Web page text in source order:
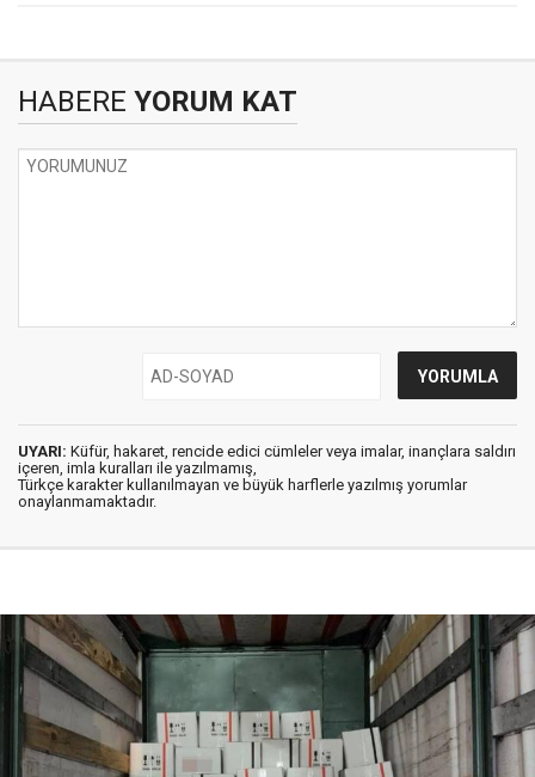
HABERE YORUM KAT
UYARI: Küfür, hakaret, rencide edici cümleler veya imalar, inançlara saldırı
içeren, imla kuralları ile yazılmamış,
Türkçe karakter kullanılmayan ve büyük harflerle yazılmış yorumlar
onaylanmamaktadır.